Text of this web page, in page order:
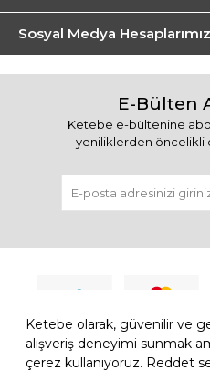
Ketebe olarak, güvenilir ve
alışveriş deneyimi sunmak
çerez kullanıyoruz. Reddet
Sosyal Medya Hesaplarımız
E-Bülten
Ketebe e-bültenine
yeniliklerden öncelikli